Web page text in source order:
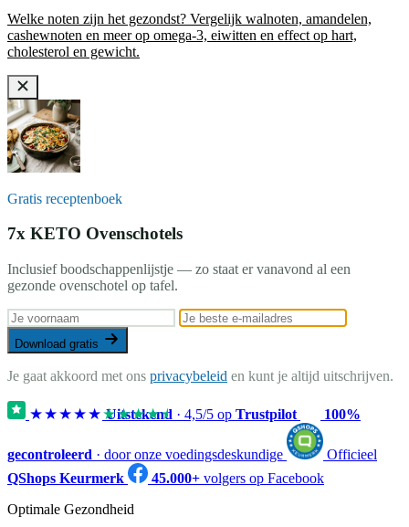
Welke noten zijn het gezondst? Vergelijk walnoten, amandelen,
cashewnoten en meer op omega-3, eiwitten en effect op hart,
cholesterol en gewicht.
Gratis receptenboek
7x KETO Ovenschotels
Inclusief boodschappenlijstje — zo staat er vanavond al een
gezonde ovenschotel op tafel.
Download gratis
Je gaat akkoord met ons privacybeleid en kunt je altijd uitschrijven.
★★★★★★★★★★
Uitstekend · 4,5/5 op Trustpilot 100%
gecontroleerd · door onze voedingsdeskundige
Officieel
QShops Keurmerk
45.000+ volgers op Facebook
Optimale Gezondheid